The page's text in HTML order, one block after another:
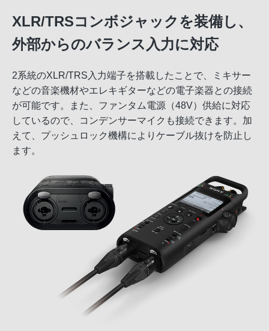
XLR/TRSコンボジャックを装備し、
外部からのバランス入力に対応
2系統のXLR/TRS入力端子を搭載したことで、ミキサー
などの音楽機材やエレキギターなどの電子楽器との接続
が可能です。また、ファンタム電源（48V）供給に対応
しているので、コンデンサーマイクも接続できます。加
えて、プッシュロック機構によりケーブル抜けを防止し
ます。